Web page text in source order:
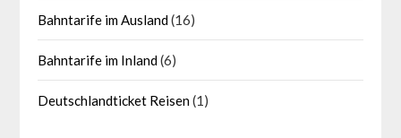
Bahntarife im Ausland(16)
Bahntarife im Inland(6)
Deutschlandticket Reisen(1)